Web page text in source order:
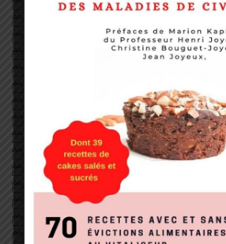
mai 2022
décembre 2020
juin 2020
mai 2020
avril 2020
février 2020
janvier 2020
décembre 2019
juillet 2019
juin 2019